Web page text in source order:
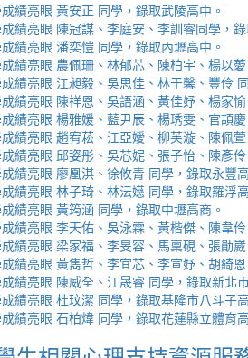
績亮眼 黃安正 同學，錄取武陵高中。
績亮眼 陳冠謀、李庭安、李訓睿同學，
績亮眼 潘奕愷 同學，錄取內壢高中。
績亮眼 農佩珊、林郁芯、陳柏宇、楊以
績亮眼 江昶毅、吳思佳、林于馨、豐伶
績亮眼 陳祥恩、吳語涵、黃佳妤、楊家
績亮眼 楊雅媛、藍尹辰、楊琇雯、官頡
績亮眼 趙宥菘、江亞嬡、柳芙漩、陳佩
績亮眼 邱姿彤、吳芯妮、張子怡、陳彥
績亮眼 廖凰淇、徐攸青 同學，錄取永豐
績亮眼 林子琦、林沄嬨 同學，錄取羅浮
績亮眼 黃筠涵 同學，錄取中壢高商。
績亮眼 李天佑、吳泳霖、黃楷傑、陳韋
績亮眼 梁家福、李旻容、馬稟硯、張勛
績亮眼 黃雋哲、李宜芯、李宣妤、胡綺
績亮眼 陳威全、江晟睿 同學，錄取新北
績亮眼 杜玟潔 同學，錄取基隆市八斗子
績亮眼 石柏煒 同學，錄取花蓮縣立體育